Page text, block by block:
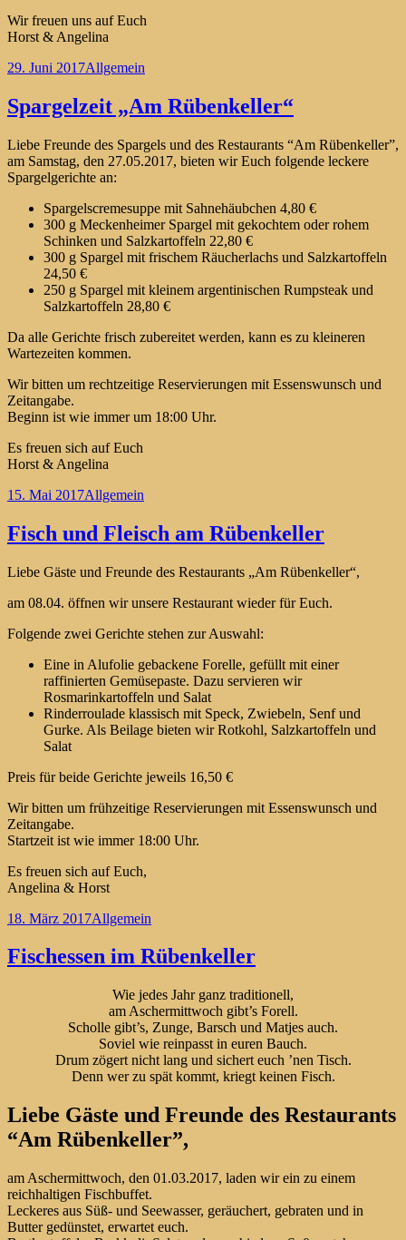
Wir freuen uns auf Euch
Horst & Angelina
Veröffentlicht
29. Juni 2017Kategorien
Allgemein
Spargelzeit „Am Rübenkeller“
Liebe Freunde des Spargels und des Restaurants “Am Rübenkeller”,
am Samstag, den 27.05.2017, bieten wir Euch folgende leckere
Spargelgerichte an:
Spargelscremesuppe mit Sahnehäubchen 4,80 €
300 g Meckenheimer Spargel mit gekochtem oder rohem
Schinken und Salzkartoffeln 22,80 €
300 g Spargel mit frischem Räucherlachs und Salzkartoffeln
24,50 €
250 g Spargel mit kleinem argentinischen Rumpsteak und
Salzkartoffeln 28,80 €
Da alle Gerichte frisch zubereitet werden, kann es zu kleineren
Wartezeiten kommen.
Wir bitten um rechtzeitige Reservierungen mit Essenswunsch und
Zeitangabe.
Beginn ist wie immer um 18:00 Uhr.
Es freuen sich auf Euch
Horst & Angelina
Veröffentlicht
15. Mai 2017Kategorien
Allgemein
Fisch und Fleisch am Rübenkeller
Liebe Gäste und Freunde des Restaurants „Am Rübenkeller“,
am 08.04. öffnen wir unsere Restaurant wieder für Euch.
Folgende zwei Gerichte stehen zur Auswahl:
Eine in Alufolie gebackene Forelle, gefüllt mit einer
raffinierten Gemüsepaste. Dazu servieren wir
Rosmarinkartoffeln und Salat
Rinderroulade klassisch mit Speck, Zwiebeln, Senf und
Gurke. Als Beilage bieten wir Rotkohl, Salzkartoffeln und
Salat
Preis für beide Gerichte jeweils 16,50 €
Wir bitten um frühzeitige Reservierungen mit Essenswunsch und
Zeitangabe.
Startzeit ist wie immer 18:00 Uhr.
Es freuen sich auf Euch,
Angelina & Horst
Veröffentlicht
18. März 2017Kategorien
Allgemein
Fischessen im Rübenkeller
Wie jedes Jahr ganz traditionell,
am Aschermittwoch gibt’s Forell.
Scholle gibt’s, Zunge, Barsch und Matjes auch.
Soviel wie reinpasst in euren Bauch.
Drum zögert nicht lang und sichert euch ’nen Tisch.
Denn wer zu spät kommt, kriegt keinen Fisch.
Liebe Gäste und Freunde des Restaurants
“Am Rübenkeller”,
am Aschermittwoch, den 01.03.2017, laden wir ein zu einem
reichhaltigen Fischbuffet.
Leckeres aus Süß- und Seewasser, geräuchert, gebraten und in
Butter gedünstet, erwartet euch.